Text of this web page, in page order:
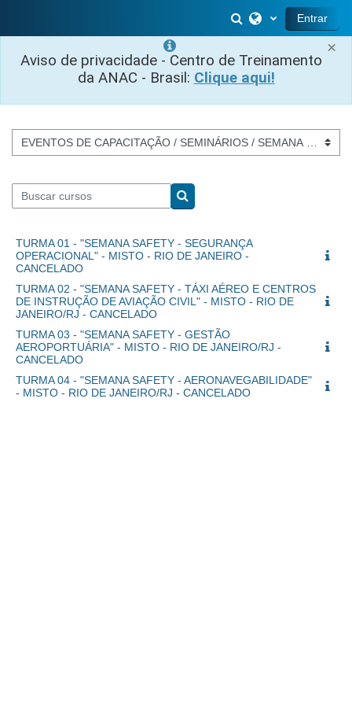
×
Aviso de privacidade - Centro de Treinamento
da ANAC - Brasil: Clique aqui!
Alternar entrada
Entrar
Categorias de Cursos
Buscar cursos
Buscar cursos
TURMA 01 - "SEMANA SAFETY - SEGURANÇA
OPERACIONAL" - MISTO - RIO DE JANEIRO -
CANCELADO
TURMA 02 - "SEMANA SAFETY - TÁXI AÉREO E CENTROS
DE INSTRUÇÃO DE AVIAÇÃO CIVIL" - MISTO - RIO DE
JANEIRO/RJ - CANCELADO
TURMA 03 - "SEMANA SAFETY - GESTÃO
AEROPORTUÁRIA" - MISTO - RIO DE JANEIRO/RJ -
CANCELADO
TURMA 04 - "SEMANA SAFETY - AERONAVEGABILIDADE"
- MISTO - RIO DE JANEIRO/RJ - CANCELADO